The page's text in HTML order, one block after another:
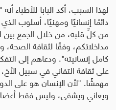
لهذا السبب، أكد البابا للأطباء
دائمًا إنسانيًا ومهنيًا، أسلوب
من كلِّ قلبه، من خلال الجمع بين
مداخلاتكم، وفقًا لثقافة
كامل إنسانيته". ودعاهم إلى
على ثقافة التفاني في سبيل الأخ،
مهمشًا. "لأن الإنسان هو على
ويعاني ويشفى، وليس فقط